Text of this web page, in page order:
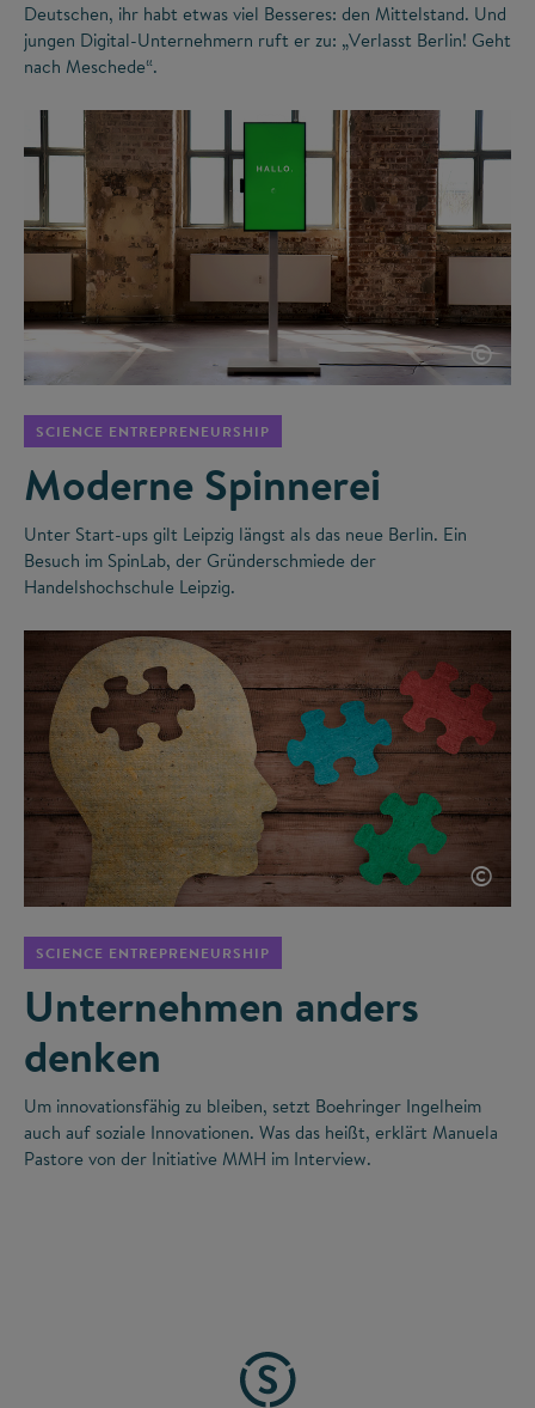
Deutschen, ihr habt etwas viel Besseres: den Mittelstand. Und
jungen Digital-Unternehmern ruft er zu: „Verlasst Berlin! Geht
nach Meschede“.
©
SCIENCE ENTREPRENEURSHIP
Moderne Spinnerei
Unter Start-ups gilt Leipzig längst als das neue Berlin. Ein
Besuch im SpinLab, der Gründerschmiede der
Handelshochschule Leipzig.
©
SCIENCE ENTREPRENEURSHIP
Unternehmen anders
denken
Um innovationsfähig zu bleiben, setzt Boehringer Ingelheim
auch auf soziale Innovationen. Was das heißt, erklärt Manuela
Pastore von der Initiative MMH im Interview.